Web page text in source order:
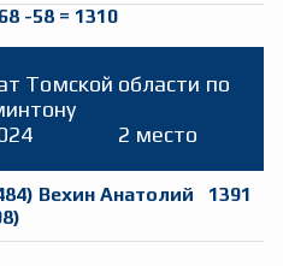
-58= 1310
Томской области по
2 место
) Вехин Анатолий
)
1391